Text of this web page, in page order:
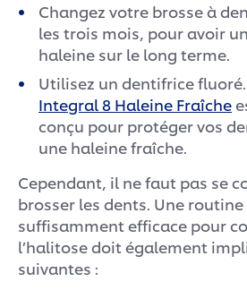
Changez votre brosse à
les trois mois, pour avoir
haleine sur le long terme.
Utilisez un dentifrice
Integral 8 Haleine Fraîche
conçu pour protéger vos
une haleine fraîche.
Cependant, il ne faut pas se
brosser les dents. Une
suffisamment efficace pour
l’halitose doit également
suivantes :